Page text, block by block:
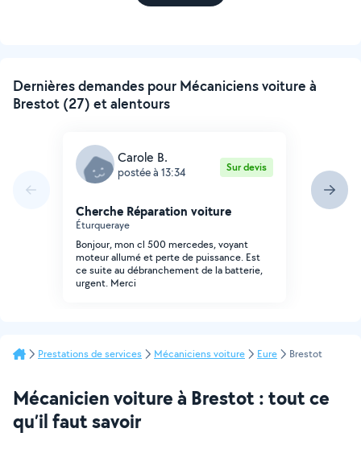
Dernières demandes pour Mécaniciens voiture à
Brestot (27) et alentours
Carole B.
postée à 13:34 Sur devis
Cherche Réparation voiture
Éturqueraye
Bonjour, mon cl 500 mercedes, voyant
moteur allumé et perte de puissance. Est
ce suite au débranchement de la batterie,
urgent. Merci
Prestations de services Mécaniciens voiture Eure Brestot
Mécanicien voiture à Brestot : tout ce
qu’il faut savoir